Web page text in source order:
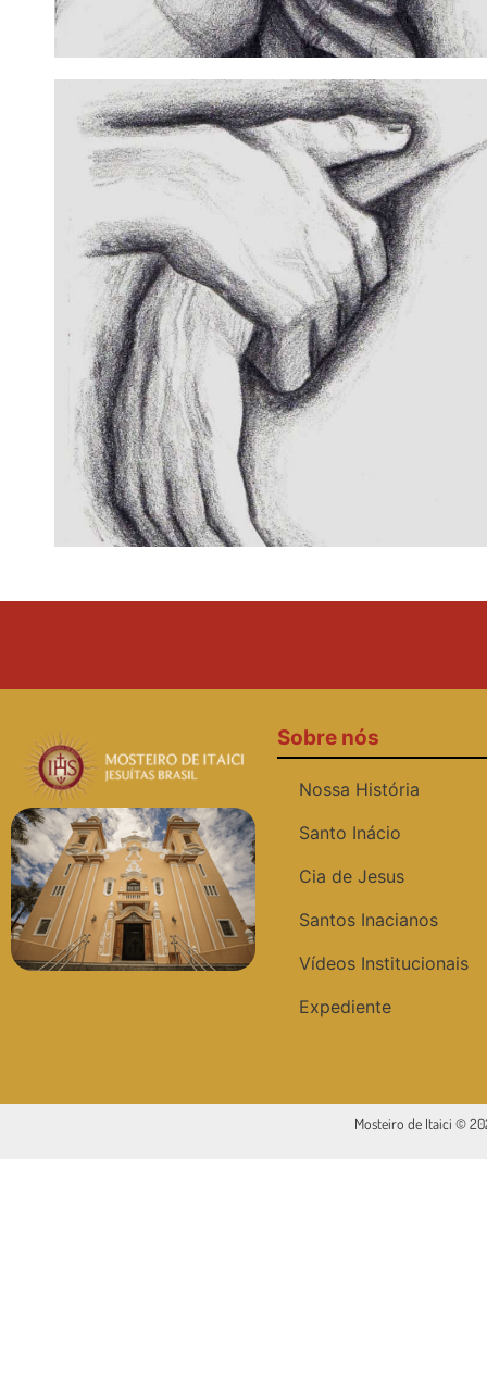
Sobre nós
Nossa História
Santo Inácio
Cia de Jesus
Santos Inacianos
Vídeos Institucionais
Expediente
Mosteiro de Itaici ©